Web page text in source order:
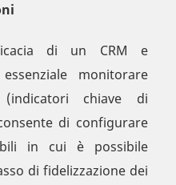
di un CRM e
monitorare
chiave di
di configurare
in cui è possibile
di fidelizzazione dei